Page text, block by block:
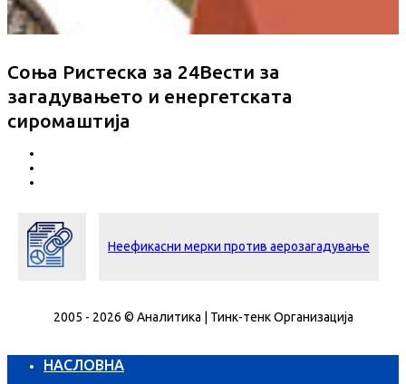
Соња Ристеска за 24Вести за
загадувањето и енергетската
сиромаштија
Неефикасни мерки против аерозагадување
2005 - 2026 © Аналитика | Тинк-тенк Организација
НАСЛОВНА